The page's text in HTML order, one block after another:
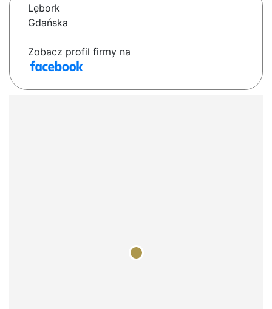
Lębork
Gdańska
Zobacz profil firmy na